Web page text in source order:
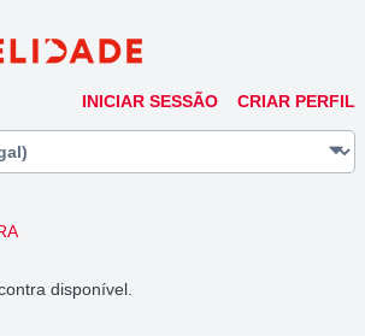
INICIAR SESSÃO CRIAR PERFIL
disponível.